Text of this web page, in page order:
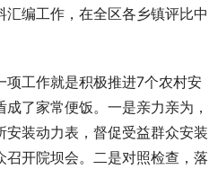
编工作，在全区各乡镇评比中
项工作就是积极推进7个农村安
了家常便饭。一是亲力亲为，
装动力表，督促受益群众安装
开院坝会。二是对照检查，落